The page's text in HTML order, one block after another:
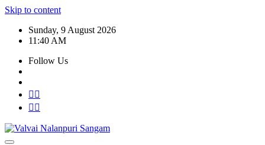
Skip to content
Sunday, 9 August 2026
11:40 AM
Follow Us